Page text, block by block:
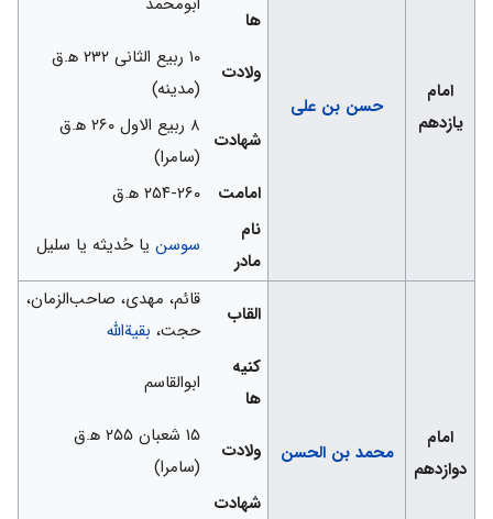
امام
یازدهم
حسن بن علی
ها
ولادت
۱۰ ربیع الثانی ۲۳۲ ه‍.ق
(مدینه)
شهادت
۸ ربیع الاول ۲۶۰ ه‍.ق
(سامرا)
امامت
۲۵۴-۲۶۰ ه‍.ق
نام
مادر
سوسنیا حُدیثه یا سلیل
امام
دوازدهم
محمد بن الحسن
القاب
قائم، مهدی، صاحب‌الزمان،
حجت، بقیة‌اللّه
کنیه
ها
ابوالقاسم
ولادت
۱۵ شعبان ۲۵۵ ه‍.ق
(سامرا)
شهادت